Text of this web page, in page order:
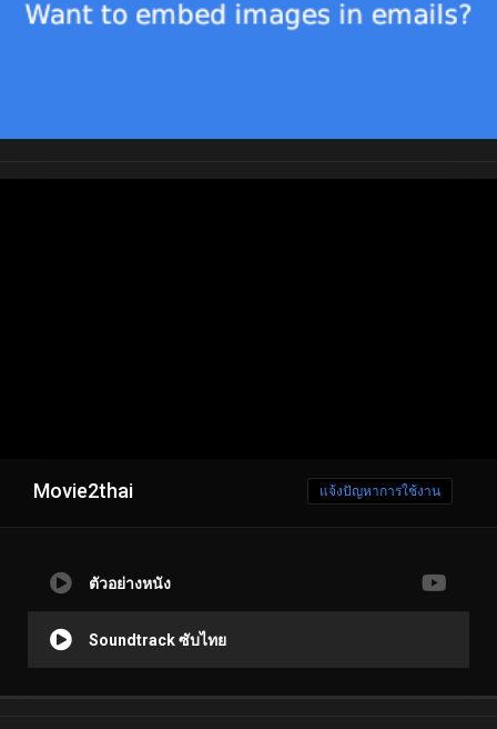
Movie2thai แจ้งปัญหาการใช้งาน
ตัวอย่างหนัง
Soundtrack ซับไทย